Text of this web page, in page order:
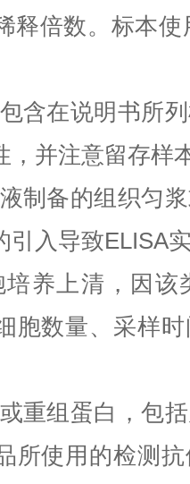
释倍数。标本
含在说明书所
，并注意留存样
制备的组织匀
引入导致ELISA
养上清，因该
胞数量、采样
重组蛋白，包
所使用的检测